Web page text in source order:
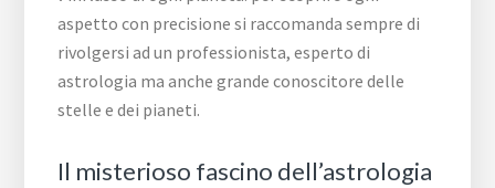
aspetto con precisione si raccomanda sempre di
rivolgersi ad un professionista, esperto di
astrologia ma anche grande conoscitore delle
stelle e dei pianeti.
Il misterioso fascino dell’astrologia